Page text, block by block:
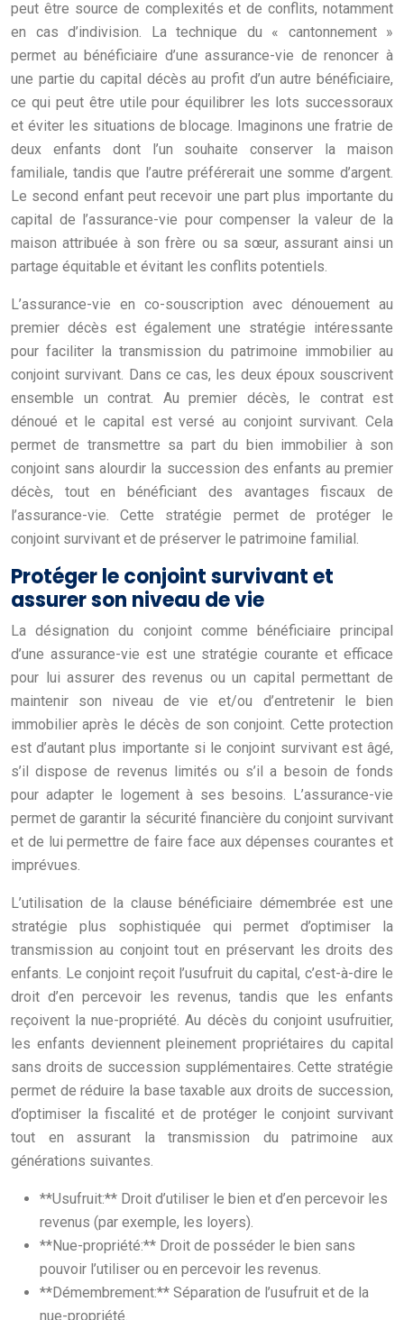
peut être source de complexités et de conflits, notamment
en cas d’indivision. La technique du « cantonnement »
permet au bénéficiaire d’une assurance-vie de renoncer à
une partie du capital décès au profit d’un autre bénéficiaire,
ce qui peut être utile pour équilibrer les lots successoraux
et éviter les situations de blocage. Imaginons une fratrie de
deux enfants dont l’un souhaite conserver la maison
familiale, tandis que l’autre préférerait une somme d’argent.
Le second enfant peut recevoir une part plus importante du
capital de l’assurance-vie pour compenser la valeur de la
maison attribuée à son frère ou sa sœur, assurant ainsi un
partage équitable et évitant les conflits potentiels.
L’assurance-vie en co-souscription avec dénouement au
premier décès est également une stratégie intéressante
pour faciliter la transmission du patrimoine immobilier au
conjoint survivant. Dans ce cas, les deux époux souscrivent
ensemble un contrat. Au premier décès, le contrat est
dénoué et le capital est versé au conjoint survivant. Cela
permet de transmettre sa part du bien immobilier à son
conjoint sans alourdir la succession des enfants au premier
décès, tout en bénéficiant des avantages fiscaux de
l’assurance-vie. Cette stratégie permet de protéger le
conjoint survivant et de préserver le patrimoine familial.
Protéger le conjoint survivant et
assurer son niveau de vie
La désignation du conjoint comme bénéficiaire principal
d’une assurance-vie est une stratégie courante et efficace
pour lui assurer des revenus ou un capital permettant de
maintenir son niveau de vie et/ou d’entretenir le bien
immobilier après le décès de son conjoint. Cette protection
est d’autant plus importante si le conjoint survivant est âgé,
s’il dispose de revenus limités ou s’il a besoin de fonds
pour adapter le logement à ses besoins. L’assurance-vie
permet de garantir la sécurité financière du conjoint survivant
et de lui permettre de faire face aux dépenses courantes et
imprévues.
L’utilisation de la clause bénéficiaire démembrée est une
stratégie plus sophistiquée qui permet d’optimiser la
transmission au conjoint tout en préservant les droits des
enfants. Le conjoint reçoit l’usufruit du capital, c’est-à-dire le
droit d’en percevoir les revenus, tandis que les enfants
reçoivent la nue-propriété. Au décès du conjoint usufruitier,
les enfants deviennent pleinement propriétaires du capital
sans droits de succession supplémentaires. Cette stratégie
permet de réduire la base taxable aux droits de succession,
d’optimiser la fiscalité et de protéger le conjoint survivant
tout en assurant la transmission du patrimoine aux
générations suivantes.
**Usufruit:** Droit d’utiliser le bien et d’en percevoir les
revenus (par exemple, les loyers).
**Nue-propriété:** Droit de posséder le bien sans
pouvoir l’utiliser ou en percevoir les revenus.
**Démembrement:** Séparation de l’usufruit et de la
nue-propriété.